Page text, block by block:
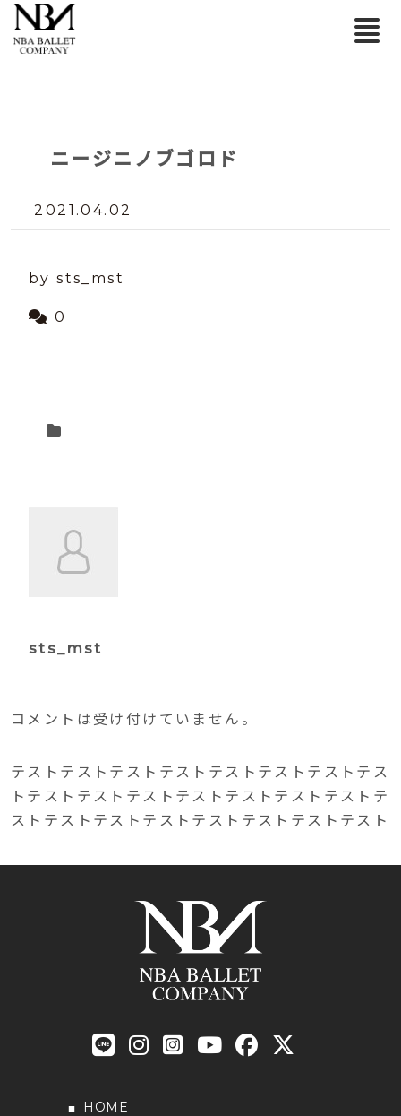
ニージニノブゴロド
2021.04.02
by sts_mst
0
sts_mst
コメントは受け付けていません。
テストテストテストテストテストテストテストテス
トテストテストテストテストテストテストテストテ
ストテストテストテストテストテストテストテスト
HOME